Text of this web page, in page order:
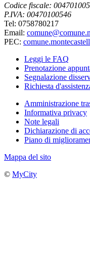
Codice fiscale:
P.IVA: 00470100546
Tel: 0758780217
Email:
PEC:
Leggi le FAQ
Prenotazione
Segnalazione
Richiesta
Amministrazione
Informativa privacy
Note legali
Dichiarazione di
Piano di
Mappa del sito
© MyCity